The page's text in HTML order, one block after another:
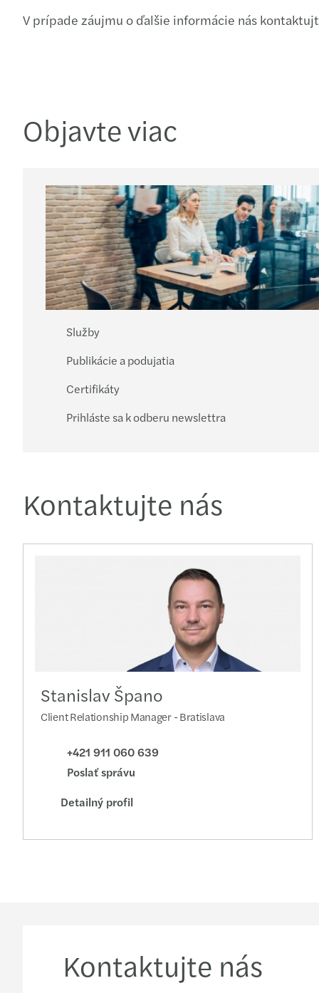
V prípade záujmu o ďalšie informácie nás
Objavte viac
Služby
Publikácie a podujatia
Certifikáty
Prihláste sa k odberu newslettra
Kontaktujte nás
Stanislav Špano
Client Relationship Manager - Bratislava
+421 911 060 639
Poslať správu
Detailný profil
Kontaktujte nás